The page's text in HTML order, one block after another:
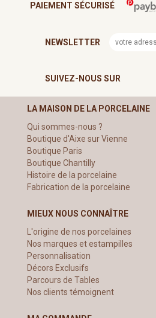
PAIEMENT SÉCURISÉ
NEWSLETTER
SUIVEZ-NOUS SUR
LA MAISON DE LA PORCELAINE
Qui sommes-nous ?
Boutique d'Aixe sur Vienne
Boutique Paris
Boutique Chantilly
Histoire de la porcelaine
Fabrication de la porcelaine
MIEUX NOUS CONNAÎTRE
L'origine de nos porcelaines
Nos marques et estampilles
Personnalisation
Décors Exclusifs
Parcours de Tables
Nos clients témoignent